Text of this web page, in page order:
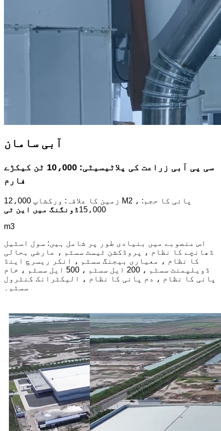
آبی سامان
سی پی آبی زراعت کی پلاٹیسیٹی: 10،000 ٹن کیکڑے
فارم
زمین کا علاقہ: ورکشاپ 12،000 M2 ، پانی کا حجم:
15،000ڈونگنگ میں این ٹی
m3
اس منصوبے میں بنیادی طور پر شامل ہیں: سول اسٹیل
ڈھانچے کا نظام ، پروڈکشن ٹیسٹ سسٹم ، عارضی بحالی
کا نظام ، معیاری بیجنگ سسٹم ، انکر ریسرچ اینڈ
ڈویلپمنٹ سسٹم ، 200 ایل سسٹم ، 500 ایل سسٹم ، خام
پانی کا نظام ، دم پانی کا نظام ، الیکٹرانک کنٹرول
سسٹم۔